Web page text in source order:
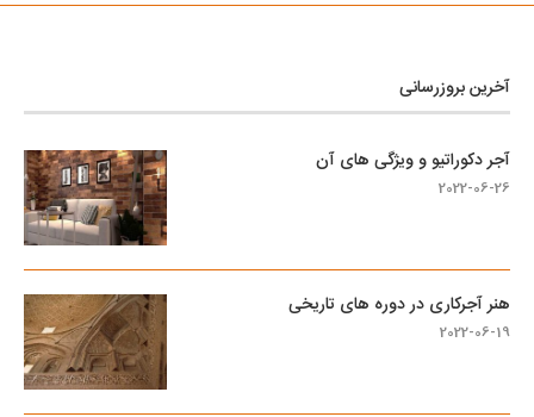
آخرین بروزرسانی
آجر دکوراتیو و ویژگی های آن
2022-06-26
هنر آجرکاری در دوره های تاریخی
2022-06-19